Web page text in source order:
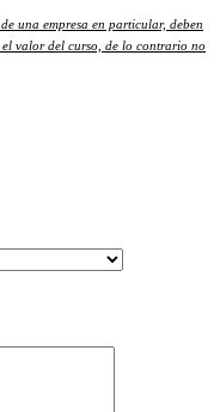
una empresa en particular, deben
valor del curso, de lo contrario no